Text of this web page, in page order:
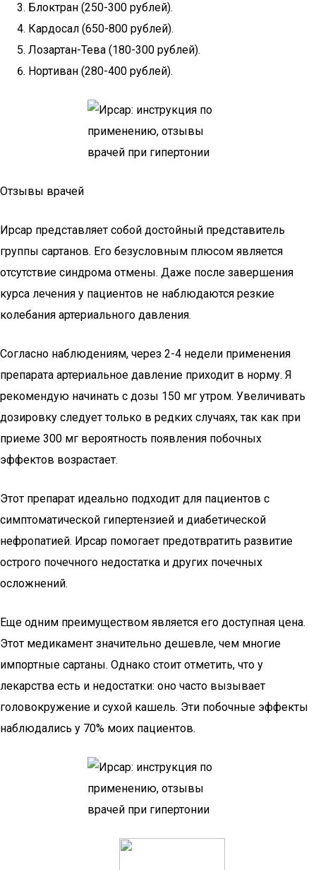
Блоктран (250-300 рублей).
Кардосал (650-800 рублей).
Лозартан-Тева (180-300 рублей).
Нортиван (280-400 рублей).
Отзывы врачей
Ирсар представляет собой достойный представитель
группы сартанов. Его безусловным плюсом является
отсутствие синдрома отмены. Даже после завершения
курса лечения у пациентов не наблюдаются резкие
колебания артериального давления.
Согласно наблюдениям, через 2-4 недели применения
препарата артериальное давление приходит в норму. Я
рекомендую начинать с дозы 150 мг утром. Увеличивать
дозировку следует только в редких случаях, так как при
приеме 300 мг вероятность появления побочных
эффектов возрастает.
Этот препарат идеально подходит для пациентов с
симптоматической гипертензией и диабетической
нефропатией. Ирсар помогает предотвратить развитие
острого почечного недостатка и других почечных
осложнений.
Еще одним преимуществом является его доступная цена.
Этот медикамент значительно дешевле, чем многие
импортные сартаны. Однако стоит отметить, что у
лекарства есть и недостатки: оно часто вызывает
головокружение и сухой кашель. Эти побочные эффекты
наблюдались у 70% моих пациентов.